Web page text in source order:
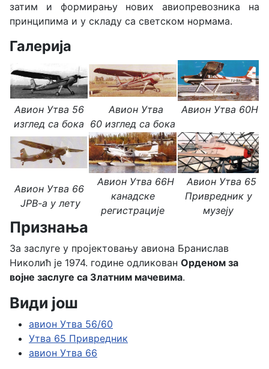
затим и формирању нових авиопревозника на
принципима и у складу са светском нормама.
Галерија
Авион Утва 56
изглед са бока
Авион Утва
60 изглед са бока
Авион Утва 60H
Авион Утва 66
ЈРВ-а у лету
Авион Утва 66H
канадске
регистрације
Авион Утва 65
Привредник у
музеју
Признања
За заслуге у пројектовању авиона Бранислав
Николић је 1974. године одликован Орденом за
војне заслуге са Златним мачевима.
Види још
авион Утва 56/60
Утва 65 Привредник
авион Утва 66